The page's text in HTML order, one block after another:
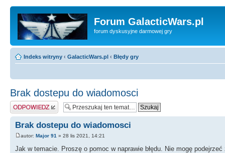
Forum GalacticWars.pl
forum dyskusyjne darmowej gry
Indeks witryny ‹ GalacticWars.pl ‹ Błędy gry
Brak dostepu do wiadomosci
Odpowiedz
Brak dostepu do wiadomosci
autor: Major 91 » 28 lis 2021, 14:21
Jak w temacie. Proszę o pomoc w naprawie błędu. Nie mogę